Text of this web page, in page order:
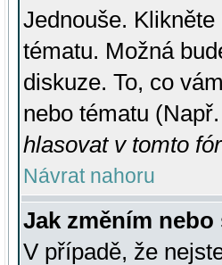
Jednouše.
tématu. Možná
diskuze. To, co
nebo tématu (Např.
hlasovat v tomto
Návrat nahoru
Jak změním
V případě, že